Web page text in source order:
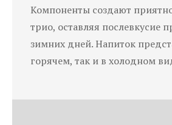
Компоненты создают
трио, оставляя послевкусие
зимних дней. Напиток
горячем, так и в холодном